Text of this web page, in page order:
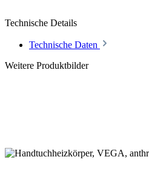
Technische Details
Technische Daten
Weitere Produktbilder